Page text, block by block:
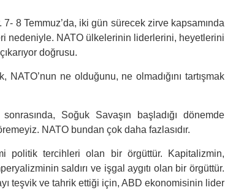
8 Temmuz’da, iki gün sürecek zirve kapsamında
nedeniyle. NATO ülkelerinin liderlerini, heyetlerini
doğrusu.
ne olduğunu, ne olmadığını tartışmak
Soğuk Savaşın başladığı dönemde
NATO bundan çok daha fazlasıdır.
politik tercihleri olan bir örgüttür. Kapitalizmin,
saldırı ve işgal aygıtı olan bir örgüttür.
teşvik ve tahrik ettiği için, ABD ekonomisinin lider